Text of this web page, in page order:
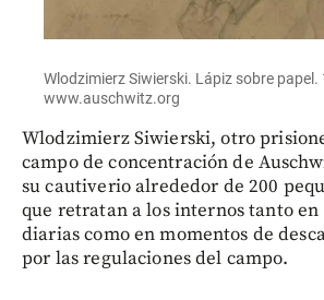
Wlodzimierz Siwierski. Lápiz sobre papel.
www.auschwitz.org
Wlodzimierz Siwierski, otro
campo de concentración de
su cautiverio alrededor de 200
que retratan a los internos tanto en
diarias como en momentos de
por las regulaciones del campo.